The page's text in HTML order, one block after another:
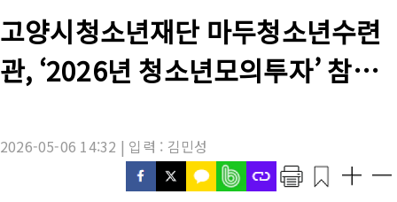
기
사
목
고양시청소년재단 마두청소년수련
관, ‘2026년 청소년모의투자’ 참여
2026-05-06 14:32 | 입력 : 김민성